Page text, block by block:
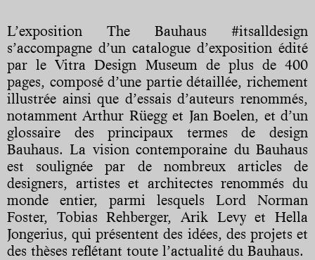
L’exposition The Bauhaus #itsalldesign
s’accompagne d’un catalogue d’exposition édité
par le Vitra Design Museum de plus de 400
pages, composé d’une partie détaillée, richement
illustrée ainsi que d’essais d’auteurs renommés,
notamment Arthur Rüegg et Jan Boelen, et d’un
glossaire des principaux termes de design
Bauhaus. La vision contemporaine du Bauhaus
est soulignée par de nombreux articles de
designers, artistes et architectes renommés du
monde entier, parmi lesquels Lord Norman
Foster, Tobias Rehberger, Arik Levy et Hella
Jongerius, qui présentent des idées, des projets et
des thèses reflétant toute l’actualité du Bauhaus.